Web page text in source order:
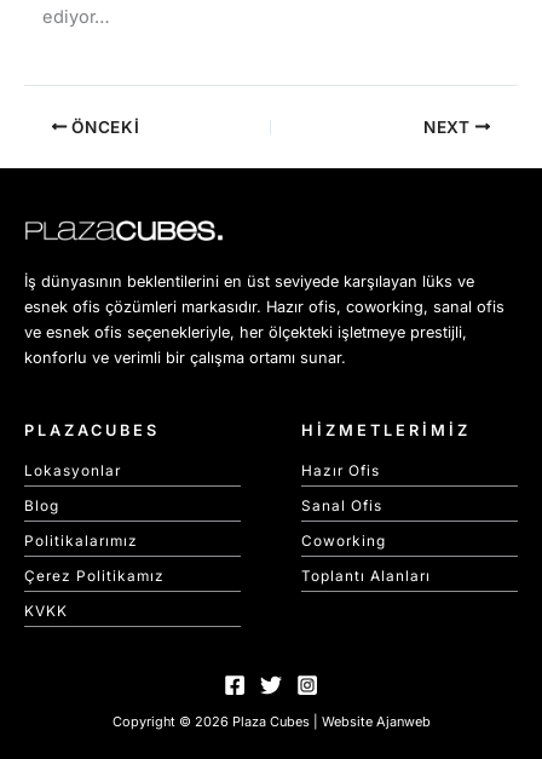
ediyor…
ÖNCEKI NEXT
İş dünyasının beklentilerini en üst seviyede karşılayan lüks ve
esnek ofis çözümleri markasıdır. Hazır ofis, coworking, sanal ofis
ve esnek ofis seçenekleriyle, her ölçekteki işletmeye prestijli,
konforlu ve verimli bir çalışma ortamı sunar.
PLAZACUBES
Lokasyonlar
Blog
Politikalarımız
Çerez Politikamız
KVKK
HİZMETLERİMİZ
Hazır Ofis
Sanal Ofis
Coworking
Toplantı Alanları
Copyright © 2026 Plaza Cubes | Website Ajanweb